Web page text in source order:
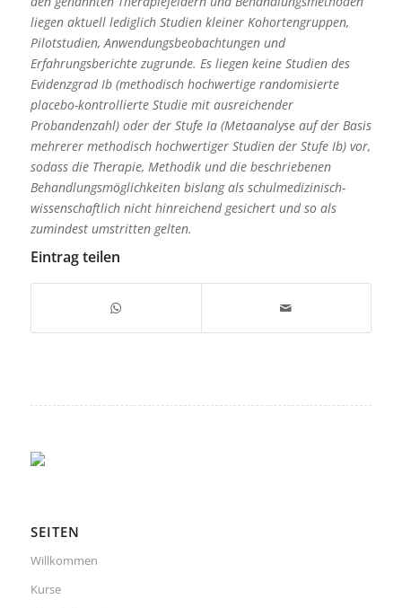
liegen aktuell lediglich Studien kleiner Kohortengruppen,
Pilotstudien, Anwendungsbeobachtungen und
Erfahrungsberichte zugrunde. Es liegen keine Studien des
Evidenzgrad Ib (methodisch hochwertige randomisierte
placebo-kontrollierte Studie mit ausreichender
Probandenzahl) oder der Stufe Ia (Metaanalyse auf der Basis
mehrerer methodisch hochwertiger Studien der Stufe Ib) vor,
sodass die Therapie, Methodik und die beschriebenen
Behandlungsmöglichkeiten bislang als schulmedizinisch-
wissenschaftlich nicht hinreichend gesichert und so als
zumindest umstritten gelten.
Eintrag teilen
SEITEN
Willkommen
Kurse